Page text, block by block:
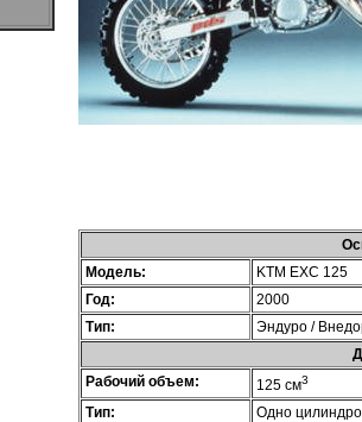
Модель:
KTM EXC 125
Год:
2000
Тип:
Эндуро /
Рабочий объем:
125 см3
Тип:
Одно